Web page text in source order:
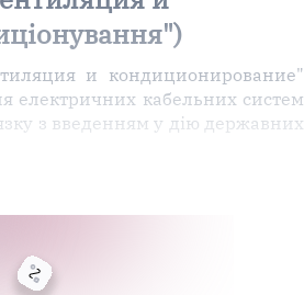
и кондиционирование"
електричних кабельних систем
з введенням у дію державних